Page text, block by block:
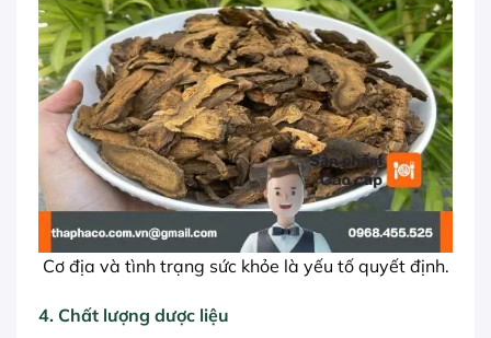
Cơ địa và tình trạng sức khỏe là yếu tố quyết định.
4. Chất lượng dược liệu